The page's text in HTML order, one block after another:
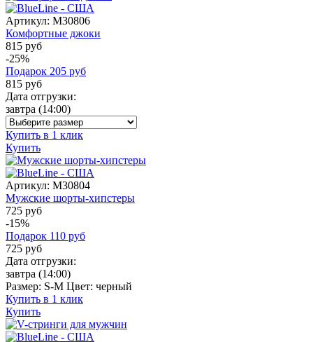
Артикул: M30806
Комфортные джоки
815 руб
-25%
Подарок 205 руб
815 руб
Дата отгрузки:
завтра (14:00)
Купить в 1 клик
Купить
Артикул: M30804
Мужские шорты-хипстеры
725 руб
-15%
Подарок 110 руб
725 руб
Дата отгрузки:
завтра (14:00)
Размер: S-M Цвет: черный
Купить в 1 клик
Купить